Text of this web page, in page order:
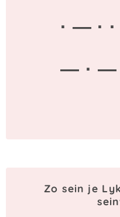
· — · ·
— · —
Zo sein je